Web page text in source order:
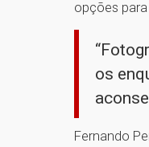
opções
os
Fernando